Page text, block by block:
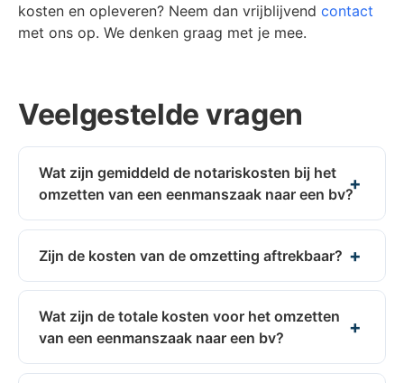
kosten en opleveren? Neem dan vrijblijvend contact
met ons op. We denken graag met je mee.
Veelgestelde vragen
Wat zijn gemiddeld de notariskosten bij het
omzetten van een eenmanszaak naar een bv?
Zijn de kosten van de omzetting aftrekbaar?
Wat zijn de totale kosten voor het omzetten
van een eenmanszaak naar een bv?